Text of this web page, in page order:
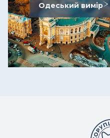
Одеський вимір